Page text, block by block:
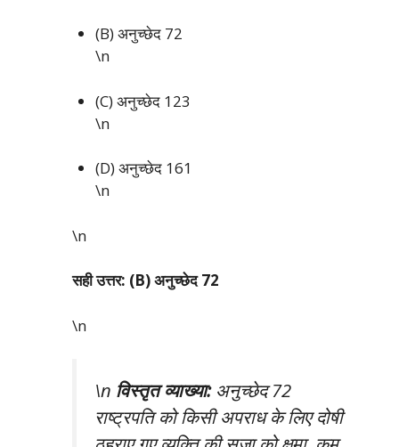
(B) अनुच्छेद 72
\n
(C) अनुच्छेद 123
\n
(D) अनुच्छेद 161
\n
\n
सही उत्तर: (B) अनुच्छेद 72
\n
\n विस्तृत व्याख्या:अनुच्छेद 72
राष्ट्रपति को किसी अपराध के लिए दोषी